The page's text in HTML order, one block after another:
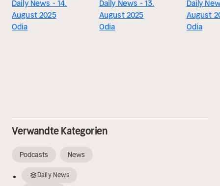
Daily News - 14.
August 2025
Odia
Daily News - 13.
August 2025
Odia
Daily
August
Odia
Verwandte Kategorien
Podcasts News
Daily News